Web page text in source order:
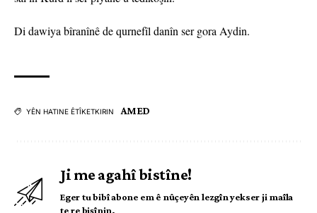
Di dawiya bîranînê de qurnefîl danîn ser gora Aydin.
YÊN HATINE ÊTÎKETKIRIN AMED
Ji me agahî bistîne!
Eger tu bibî abone em ê nûçeyên lezgîn yekser ji maîla
te re bişînin.